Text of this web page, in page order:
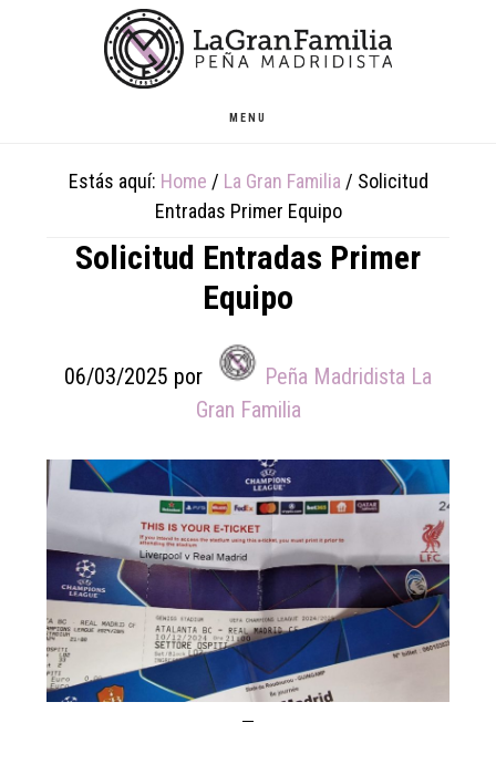
MENU
Estás aquí: Home / La Gran Familia / Solicitud
Entradas Primer Equipo
Solicitud Entradas Primer
Equipo
06/03/2025 por
Peña Madridista La
Gran Familia